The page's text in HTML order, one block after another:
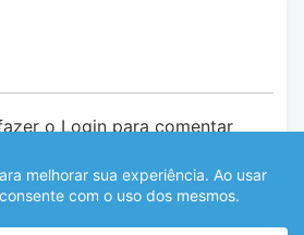
o Login para comentar